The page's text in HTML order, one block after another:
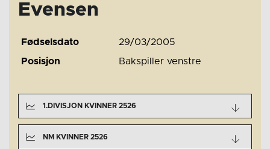
Evensen
Fødselsdato
29/03/2005
Posisjon
Bakspiller venstre
1.DIVISJON KVINNER 2526
NM KVINNER 2526